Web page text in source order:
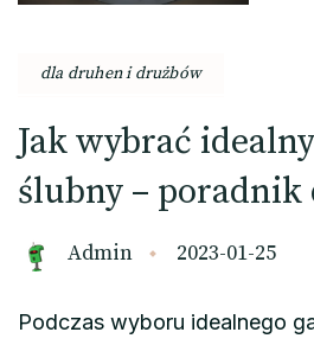
dla druhen i drużbów
Jak wybrać
ślubny –
Admin 2023-01-25
Podczas wyboru idealnego